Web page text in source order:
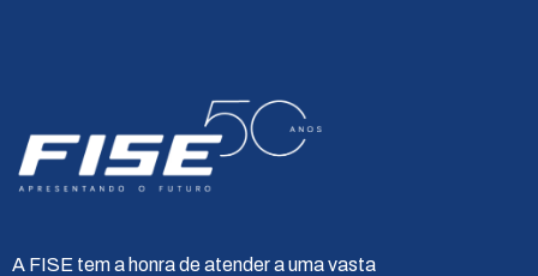
A FISE tem a honra de atender a uma vasta